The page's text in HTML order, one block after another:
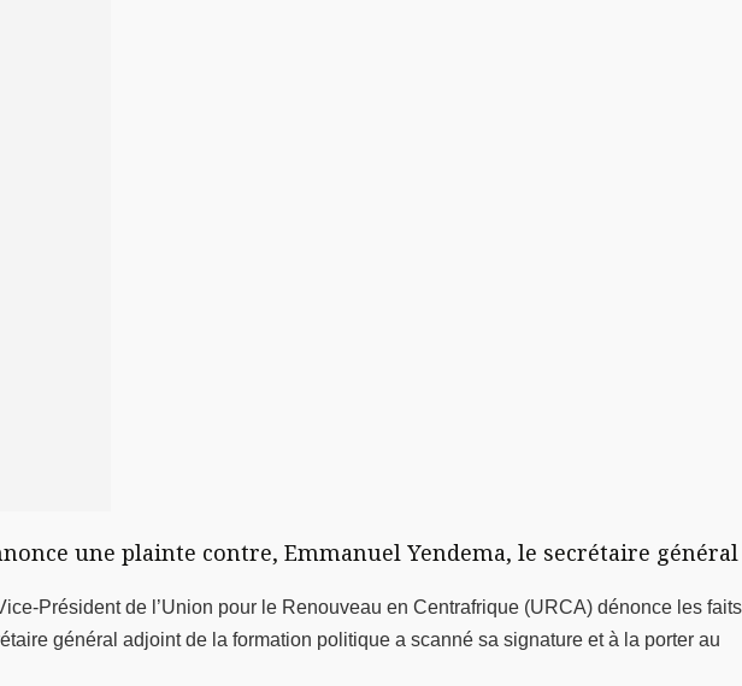
une plainte contre, Emmanuel Yendema, le secrétaire général
Président de l’Union pour le Renouveau en Centrafrique (URCA) dénonce les faits
général adjoint de la formation politique a scanné sa signature et à la porter au